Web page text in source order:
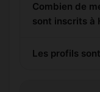
Combien de
sont inscrits à
Les profils